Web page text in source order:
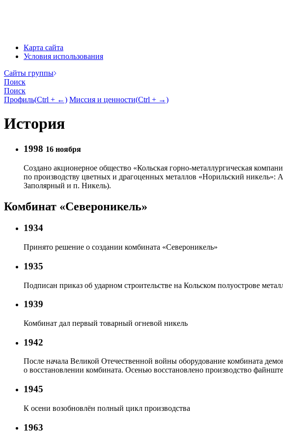
Карта сайта
Условия использования
Cайты группы
Поиск
Поиск
Профиль(Ctrl + ←) Миссия и ценности(Ctrl + →)
История
1998 16 ноября
Создано акционерное общество «Кольская горно-металлургическая
по производству цветных и драгоценных металлов «Норильский
Заполярный и п. Никель).
Комбинат «Североникель»
1934
Принято решение о создании комбината «Североникель»
1935
Подписан приказ об ударном строительстве на Кольском полуострове
1939
Комбинат дал первый товарный огневой никель
1942
После начала Великой Отечественной войны оборудование комбината
о восстановлении комбината. Осенью восстановлено производство
1945
К осени возобновлён полный цикл производства
1963